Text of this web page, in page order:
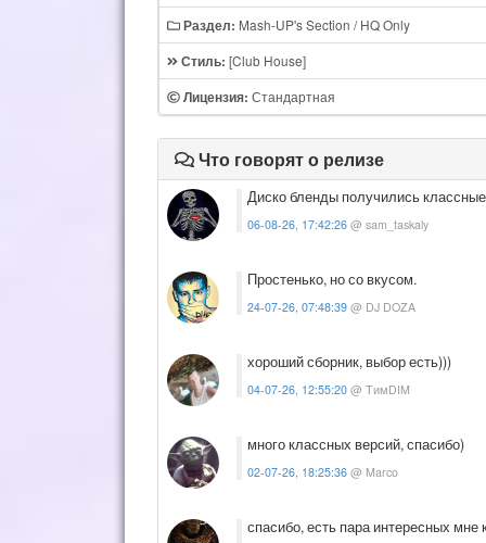
Раздел: Mash-UP's Section / HQ Only
Стиль: [Club House]
Лицензия: Стандартная
Что говорят о релизе
Диско бленды получились
06-08-26, 17:42:26 @ sam_taskaly
Простенько, но со вкусом.
24-07-26, 07:48:39 @ DJ DOZA
хороший сборник, выбор есть)))
04-07-26, 12:55:20 @ ТимDIM
много классных версий, спасибо)
02-07-26, 18:25:36 @ Marco
спасибо, есть пара интересных мне